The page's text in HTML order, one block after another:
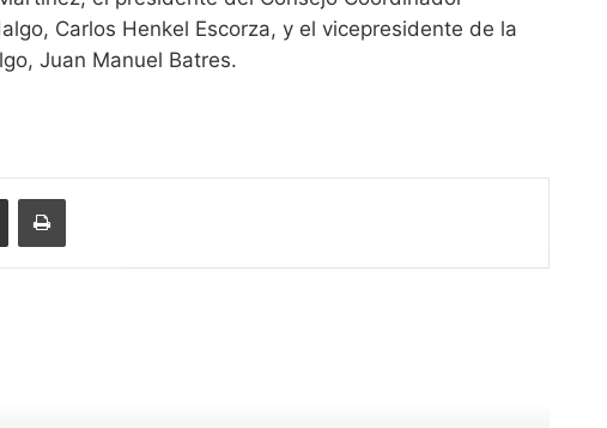
Carlos Henkel Escorza, y el vicepresidente de la
Juan Manuel Batres.
Compartir vía email Imprimir